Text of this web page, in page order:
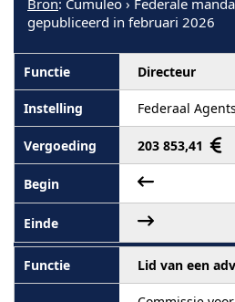
Bron: Cumuleo › Federale
gepubliceerd in februari 2026
Directeur
Federaal
203 853,41
Lid van een